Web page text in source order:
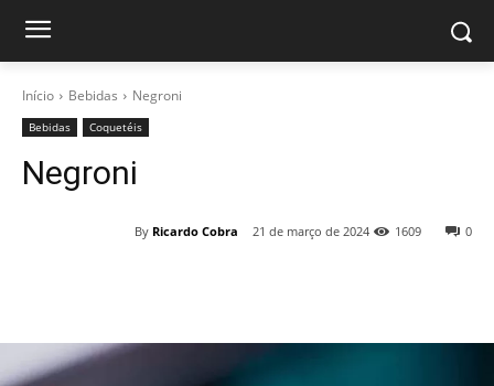
Início Bebidas Negroni
Bebidas Coquetéis
Negroni
By Ricardo Cobra 21 de março de 2024 0
1609